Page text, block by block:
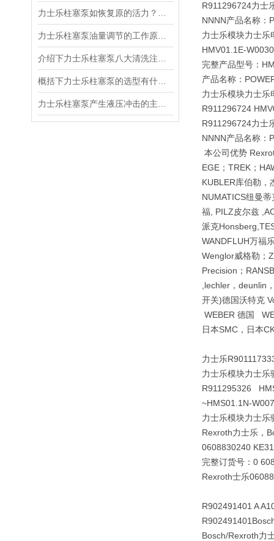
R911296724力士
NNNN产品名称：
力士乐模块力士乐
HMV01.1E-
完整产品型号：
产品名称：
力士乐模块力士乐
R911296724
R911296724力士
NNNN产品名称：
本公司优势
EGE；TREK；
KUBLER库伯勒
NUMATICS纽曼
福, PILZ皮尔兹
派克
WANDFLUH万福
Wenglor威格勒；
Precision；
,lechler，deunlin
开关)德国沃特克
WEBER 德国
日本SMC，日本
力士乐
力士乐模块力士乐
R911295326
~HMS01.1N-
力士乐模块力士乐
Rexroth力士乐，
0608830240
完整订货号：0
Rexroth士乐
R902491401 A
Bosch/Rexroth力